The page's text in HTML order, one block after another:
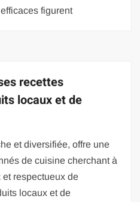
figurent
recettes
locaux et de
et diversifiée, offre une
de cuisine cherchant à
respectueux de
locaux et de